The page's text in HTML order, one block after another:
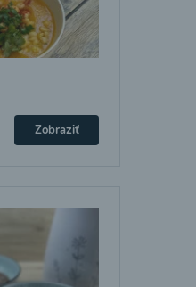
Zobraziť